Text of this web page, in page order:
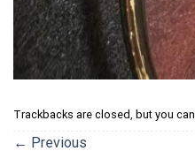
Trackbacks are closed, but you can
← Previous